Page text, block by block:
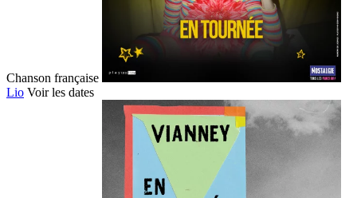
Chanson française
Lio Voir les dates